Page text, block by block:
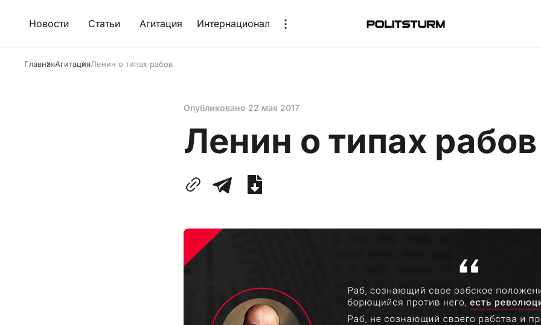
Новости Статьи Агитация Интернационал
ГлавнаяАгитацияЛенин о типах рабов
Опубликовано 22 мая 2017
Ленин о типах рабов